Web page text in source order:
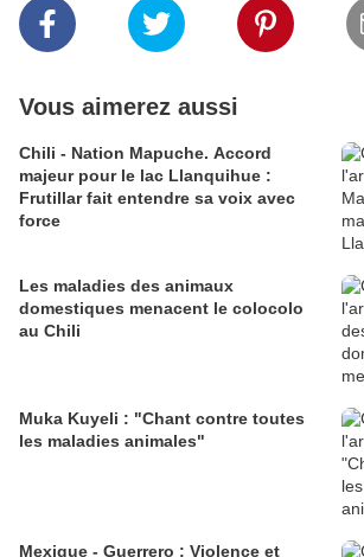
Vous aimerez aussi
Chili - Nation Mapuche. Accord
majeur pour le lac Llanquihue :
Frutillar fait entendre sa voix avec
force
Les maladies des animaux
domestiques menacent le colocolo
au Chili
Muka Kuyeli : "Chant contre toutes
les maladies animales"
Mexique - Guerrero : Violence et